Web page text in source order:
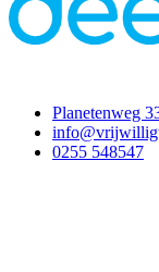
Planetenweg
0255 548547